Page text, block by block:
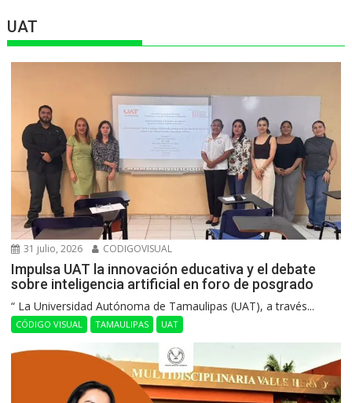
UAT
31 julio, 2026 CODIGOVISUAL
Impulsa UAT la innovación educativa y el debate
sobre inteligencia artificial en foro de posgrado
“ La Universidad Autónoma de Tamaulipas (UAT), a través...
CÓDIGO VISUAL TAMAULIPAS UAT